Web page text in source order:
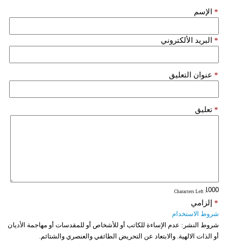
الإسم *
البريد الألكتروني *
عنوان التعليق *
تعليق *
: Characters Left
إلزامي *
شروط الاستخدام
شروط النشر: عدم الإساءة للكاتب أو للأشخاص أو للمقدسات أو مهاجمة الأديان
أو الذات الالهية. والابتعاد عن التحريض الطائفي والعنصري والشتائم.